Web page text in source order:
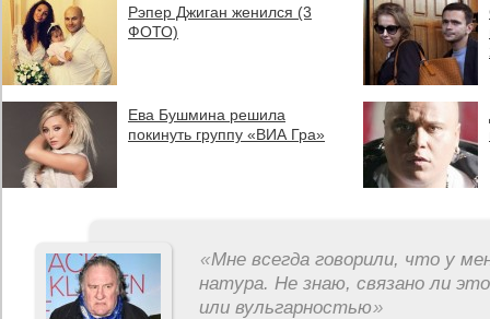
Рэпер Джиган женился (3
ФОТО)
Ева Бушмина решила
покинуть группу «ВИА Гра»
«Мне всегда говорили, что у
натура. Не знаю, связано ли
или вульгарностью»